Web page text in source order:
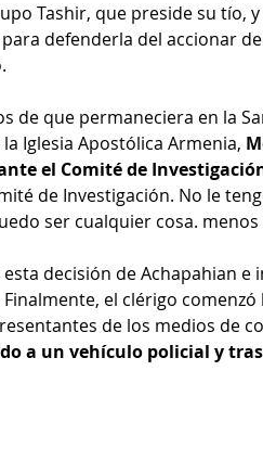
Tashir, que preside su tío,
defenderla del accionar
de que permaneciera en la
Iglesia Apostólica Armenia,
el Comité de
de Investigación. No le
ser cualquier cosa.
decisión de Achapahian e
el clérigo comenzó
de los medios de
a un vehículo policial y